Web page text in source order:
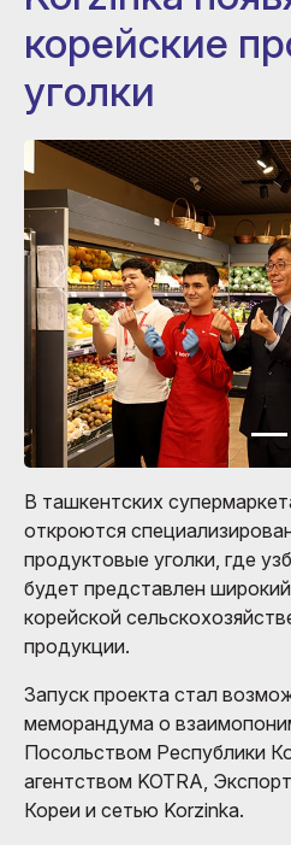
корейские
уголки
В ташкентских
откроются
продуктовые уголки, где
будет представлен
корейской
продукции.
Запуск проекта стал
меморандума о
Посольством Республики
агентством KOTRA,
Кореи и сетью Korzinka.